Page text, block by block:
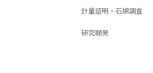
計量証明・石綿調査
研究開発